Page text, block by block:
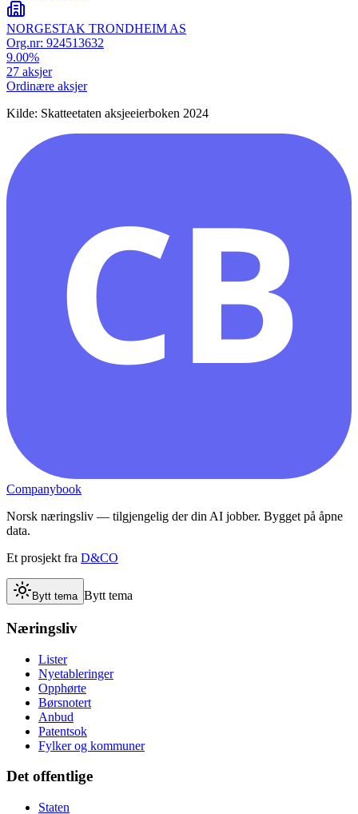
NORGESTAK TRONDHEIM AS
Org.nr: 924513632
9.00%
27 aksjer
Ordinære aksjer
Kilde: Skatteetaten aksjeeierboken 2024
CB
Companybook
Norsk næringsliv — tilgjengelig der din AI jobber. Bygget på åpne
data.
Et prosjekt fra D&CO
Bytt tema Bytt tema
Næringsliv
Lister
Nyetableringer
Opphørte
Børsnotert
Anbud
Patentsok
Fylker og kommuner
Det offentlige
Staten